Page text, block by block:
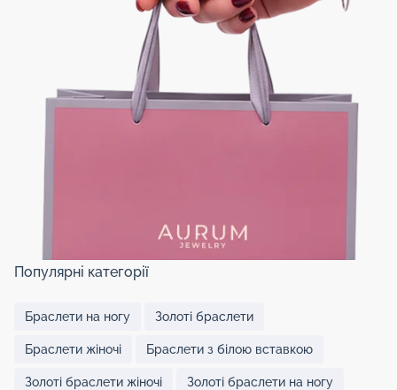
Популярні категорії
Браслети на ногу Золоті браслети
Браслети жіночі Браслети з білою вставкою
Золоті браслети жіночі Золоті браслети на ногу